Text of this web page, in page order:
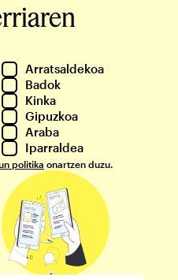
Arratsaldekoa
Badok
Kinka
Gipuzkoa
Araba
Iparraldea
politika onartzen duzu.